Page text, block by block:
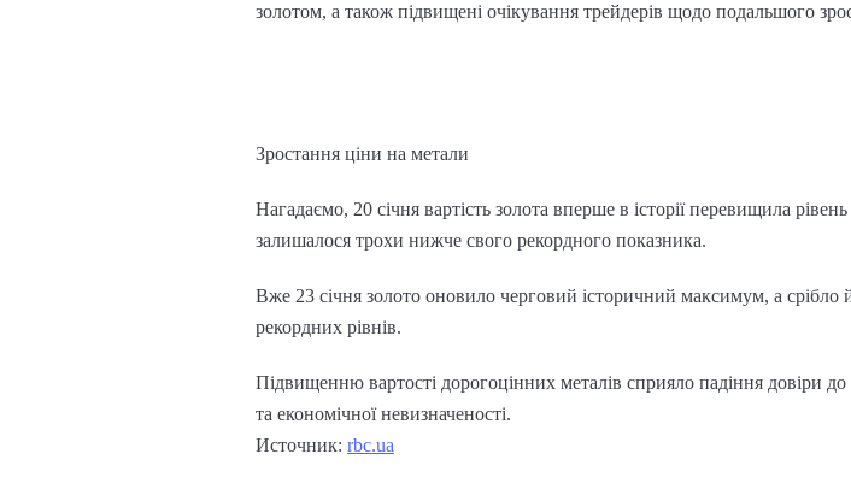
золотом, а також підвищені очікування трейдерів щодо подальшого
Зростання ціни на метали
Нагадаємо, 20 січня вартість золота вперше в історії перевищила
залишалося трохи нижче свого рекордного показника.
Вже 23 січня золото оновило черговий історичний максимум, а срібло
рекордних рівнів.
Підвищенню вартості дорогоцінних металів сприяло падіння довіри
та економічної невизначеності.
Источник: rbc.ua